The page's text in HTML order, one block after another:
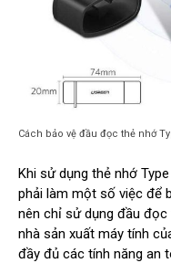
Cách bảo vệ đầu đọc thẻ nhớ
Khi sử dụng thẻ nhớ
phải làm một số việc để
nên chỉ sử dụng đầu
nhà sản xuất máy tính
đầy đủ các tính năng an